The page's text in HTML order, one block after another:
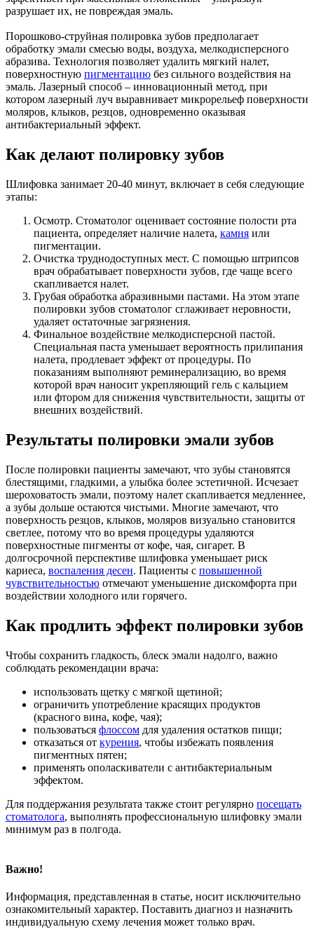
разрушает их, не повреждая эмаль.
Порошково-струйная полировка зубов предполагает
обработку эмали смесью воды, воздуха, мелкодисперсного
абразива. Технология позволяет удалить мягкий налет,
поверхностную пигментацию без сильного воздействия на
эмаль. Лазерный способ – инновационный метод, при
котором лазерный луч выравнивает микрорельеф поверхности
моляров, клыков, резцов, одновременно оказывая
антибактериальный эффект.
Как делают полировку зубов
Шлифовка занимает 20-40 минут, включает в себя следующие
этапы:
Осмотр. Стоматолог оценивает состояние полости рта
пациента, определяет наличие налета, камня или
пигментации.
Очистка труднодоступных мест. С помощью штрипсов
врач обрабатывает поверхности зубов, где чаще всего
скапливается налет.
Грубая обработка абразивными пастами. На этом этапе
полировки зубов стоматолог сглаживает неровности,
удаляет остаточные загрязнения.
Финальное воздействие мелкодисперсной пастой.
Специальная паста уменьшает вероятность прилипания
налета, продлевает эффект от процедуры. По
показаниям выполняют реминерализацию, во время
которой врач наносит укрепляющий гель с кальцием
или фтором для снижения чувствительности, защиты от
внешних воздействий.
Результаты полировки эмали зубов
После полировки пациенты замечают, что зубы становятся
блестящими, гладкими, а улыбка более эстетичной. Исчезает
шероховатость эмали, поэтому налет скапливается медленнее,
а зубы дольше остаются чистыми. Многие замечают, что
поверхность резцов, клыков, моляров визуально становится
светлее, потому что во время процедуры удаляются
поверхностные пигменты от кофе, чая, сигарет. В
долгосрочной перспективе шлифовка уменьшает риск
кариеса, воспаления десен. Пациенты с повышенной
чувствительностью отмечают уменьшение дискомфорта при
воздействии холодного или горячего.
Как продлить эффект полировки зубов
Чтобы сохранить гладкость, блеск эмали надолго, важно
соблюдать рекомендации врача:
использовать щетку с мягкой щетиной;
ограничить употребление красящих продуктов
(красного вина, кофе, чая);
пользоваться флоссом для удаления остатков пищи;
отказаться от курения, чтобы избежать появления
пигментных пятен;
применять ополаскиватели с антибактериальным
эффектом.
Для поддержания результата также стоит регулярно посещать
стоматолога, выполнять профессиональную шлифовку эмали
минимум раз в полгода.
Важно!
Информация, представленная в статье, носит исключительно
ознакомительный характер. Поставить диагноз и назначить
индивидуальную схему лечения может только врач.